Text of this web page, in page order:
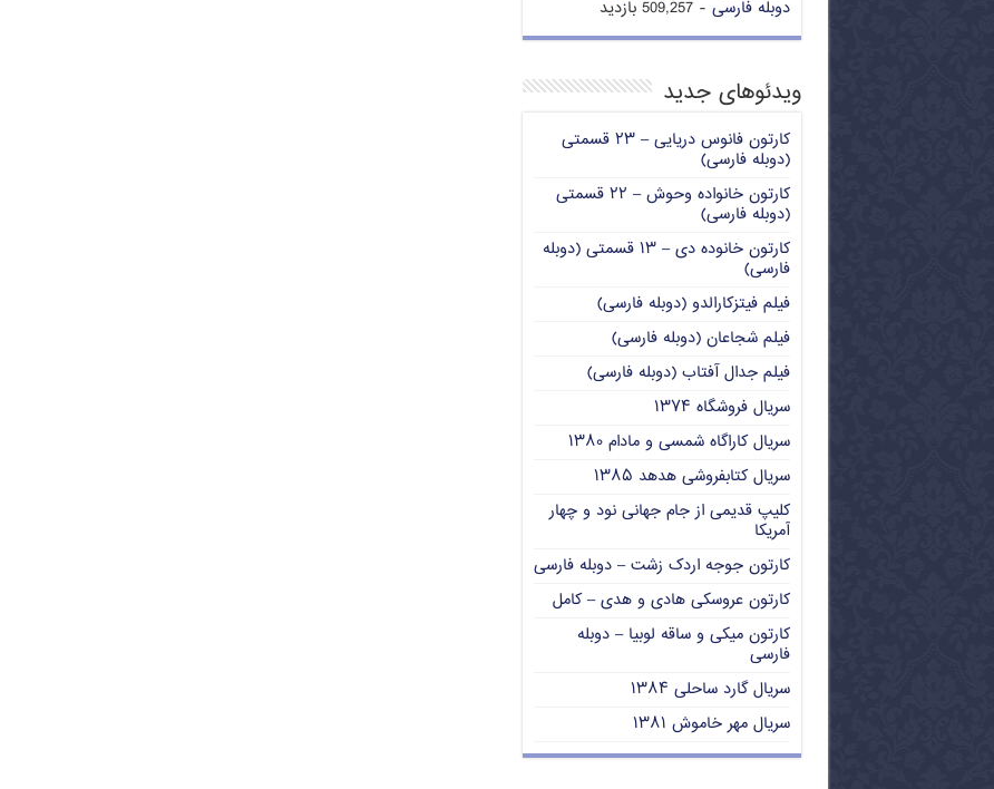
دوبله فارسی - 509,257 بازدید
ویدئوهای جدید
کارتون فانوس دریایی – ۲۳ قسمتی
(دوبله فارسی)
کارتون خانواده وحوش – ۲۲ قسمتی
(دوبله فارسی)
کارتون خانوده دی – ۱۳ قسمتی (دوبله
فارسی)
فیلم فیتزکارالدو (دوبله فارسی)
فیلم شجاعان (دوبله فارسی)
فیلم جدال آفتاب (دوبله فارسی)
سریال فروشگاه ۱۳۷۴
سریال کاراگاه شمسی و مادام ۱۳۸۰
سریال کتابفروشی هدهد ۱۳۸۵
کلیپ قدیمی از جام جهانی نود و چهار
آمریکا
کارتون جوجه اردک زشت – دوبله فارسی
کارتون عروسکی هادی و هدی – کامل
کارتون میکی و ساقه لوبیا – دوبله
فارسی
سریال گارد ساحلی ۱۳۸۴
سریال مهر خاموش ۱۳۸۱